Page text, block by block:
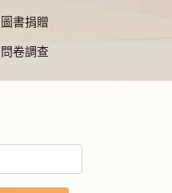
圖書捐贈
問卷調查